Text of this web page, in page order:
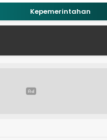
Kepemerintahan